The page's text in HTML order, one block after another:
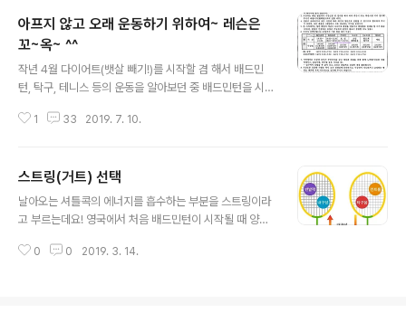
는 곳은 하남시 미사리조정경기장 뒷편에에 위치한 스킬턴
(SKILLTON) & 모닝턴(MORNINGTON)입니다. 배드민
턴 전용 체육관이 아니기에 배드민턴 코트는 3면으로 넓은
편은 아니고, 천장이 낮아 일반적인 배드민턴 전용 체육관
또는 학교 체육관과 달리 다이나믹한 민턴생활을 즐기실
수 있습니다. 이곳에서는 배드민턴을 위하여 대관도 가능
아프지 않고 오래 운동하기 위하여~ 레슨은
꼬~옥~ ^^
작년 4월 다이어트(뱃살 빼기!)를 시작할 겸 해서 배드민
턴, 탁구, 테니스 등의 운동을 알아보던 중 배드민턴을 시작
은 5월부터... 기초도 모르던 시절 블로그와 유투브 영상을
치다가 어깨가!!! 헉! 안올라간다... orz 잠시 쉬었더니 괜찮
아지긴 했지만 여전히 통증은 남아있어요. 애초에 레슨은
받을 생각이 없었는데 난타 치다가 어깨를 다친(?) 이후 안
에서 최대한 가깝고 코치분들이 잘 가르켜주는 곳이었음
1 33 2019. 7. 10.
스트링(거트) 선택
날아오는 셔틀콕의 에너지를 흡수하는 부분을 스트링이라
고 부르는데요! 영국에서 처음 배드민턴이 시작될 때 양의
도 해요. 스트링은 라켓의 에너지를 다시 셔틀콕에 보내는
0 0 2019. 3. 14.